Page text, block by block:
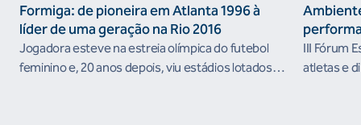
Formiga: de pioneira em Atlanta 1996 à
líder de uma geração na Rio 2016
Jogadora esteve na estreia olímpica do futebol
feminino e, 20 anos depois, viu estádios lotados
III Fórum
atletas e